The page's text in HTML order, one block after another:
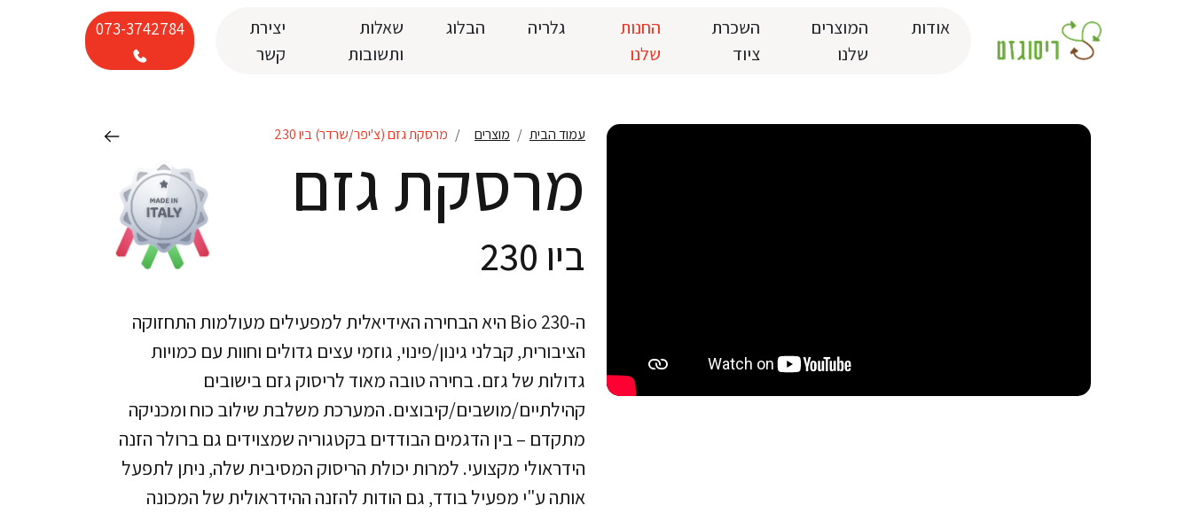
אודות
המוצרים
שלנו
השכרת
ציוד
החנות
שלנו
גלריה הבלוג
שאלות
ותשובות
יצירת
קשר
073-3742784
עמוד הבית מוצרים מרסקת גזם (צ'יפר/שרדר) ביו 230
מרסקת גזם
ביו 230
ה-Bio 230 היא הבחירה האידיאלית למפעילים מעולמות התחזוקה
הציבורית, קבלני גינון/פינוי, גוזמי עצים גדולים וחוות עם כמויות
גדולות של גזם. בחירה טובה מאוד לריסוק גזם בישובים
קהילתיים/מושבים/קיבוצים. המערכת משלבת שילוב כוח ומכניקה
מתקדם – בין הדגמים הבודדים בקטגוריה שמצוידים גם ברולר הזנה
הידראולי מקצועי. למרות יכולת הריסוק המסיבית שלה, ניתן לתפעל
אותה ע"י מפעיל בודד, גם הודות להזנה ההידראולית של המכונה